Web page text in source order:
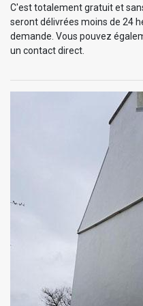
C'est totalement gratuit et
seront délivrées moins de 24
demande. Vous pouvez
un contact direct.